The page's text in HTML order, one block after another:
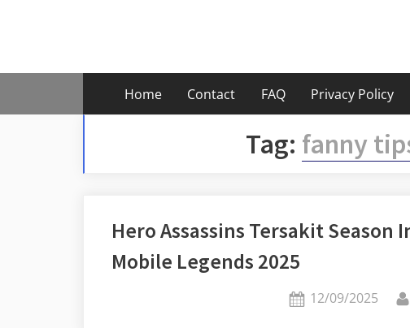
Home Contact FAQ Privacy Policy
Tag: fanny
Hero Assassins Tersakit Season
Mobile Legends 2025
Posted
12/09/2025